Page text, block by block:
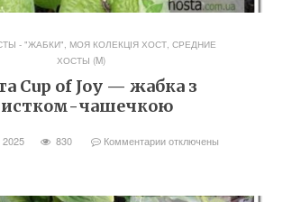
- "ЖАБКИ" МОЯ КОЛЕКЦІЯ ХОСТ, СРЕДНИЕ
ХОСТЫ (M)
Cup of Joy — жабка з
чашечкою
2025 830 Комментарииотключены